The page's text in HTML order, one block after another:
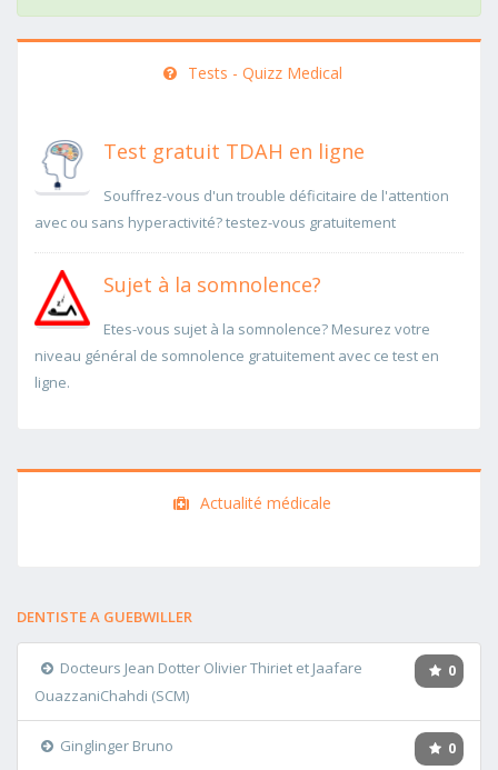
Tests - Quizz Medical
Test gratuit TDAH en ligne
Souffrez-vous d'un trouble déficitaire de l'attention
avec ou sans hyperactivité? testez-vous gratuitement
Sujet à la somnolence?
Etes-vous sujet à la somnolence? Mesurez votre
niveau général de somnolence gratuitement avec ce test en
ligne.
Actualité médicale
DENTISTE A GUEBWILLER
0
Docteurs Jean Dotter Olivier Thiriet et Jaafare
OuazzaniChahdi (SCM)
0
Ginglinger Bruno